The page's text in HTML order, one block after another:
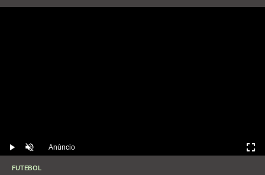
Play DesmutarAnúncio
FUTEBOL